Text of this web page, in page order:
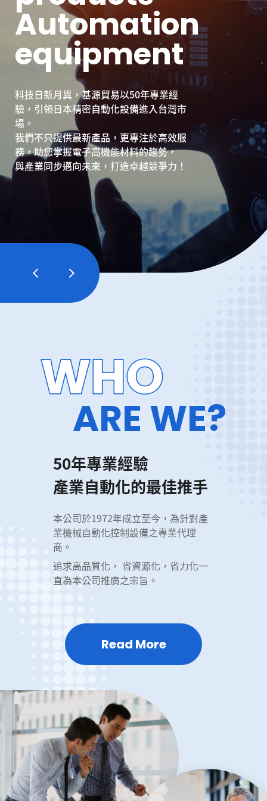
Automation
equipment
科技日新月異，基源貿易以50年專業經
驗，引領日本精密自動化設備進入台灣市
場。
我們不只提供最新產品，更專注於高效服
務，助您掌握電子高機能材料的趨勢，
與產業同步邁向未來，打造卓越競爭力！
印刷新格局，邁向智慧製造
透過自動化設備與數據管理，優化生產流
程、提升品質穩定性，
助力傳統印刷產業轉型升級，實現高效、
智能、精準的未來。
Automation
基源貿易 50年專業，帶你直擊日本最新
掌握高機能材料趨勢，搶先一步布局未來
專業 X 服務，我們不只是代理，更是您的
技術夥伴
創新不斷，機會無限，現在就加入我們，
一起開創新可能！
WHO
ARE WE?
50年專業經驗
產業自動化的最佳推手
本公司於1972年成立至今，為針對產
業機械自動化控制設備之專業代理
商。
追求高品質化， 省資源化，省力化一
直為本公司推廣之宗旨。
Read More